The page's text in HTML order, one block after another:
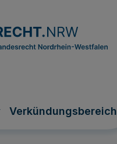
Verkündungsbereich